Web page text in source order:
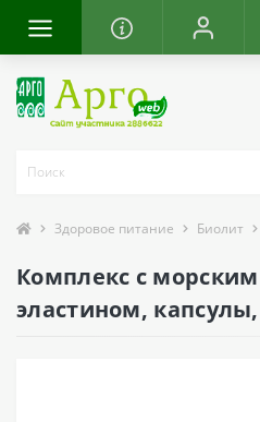
Здоровое питание Биолит
Комплекс с
эластином,